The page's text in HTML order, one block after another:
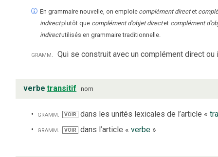
En grammaire nouvelle, on emploie complément directet
indirectplutôt que complément d'objet directet complément
indirectutilisés en grammaire traditionnelle.
gramm. Qui se construit avec un complément direct ou
verbe transitif nom
gramm. VOIR dans les unités lexicales de l’article «
gramm.
VOIR dans l’article « verbe»